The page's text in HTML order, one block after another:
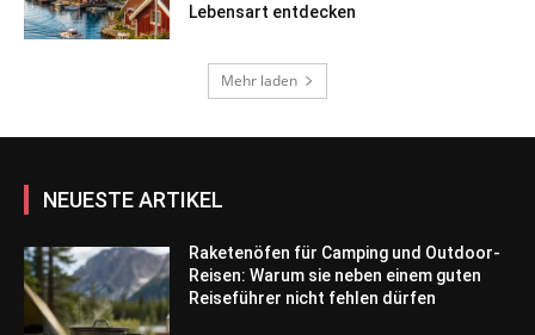
Lebensart entdecken
Mehr laden
NEUESTE ARTIKEL
Raketenöfen für Camping und Outdoor-
Reisen: Warum sie neben einem guten
Reiseführer nicht fehlen dürfen